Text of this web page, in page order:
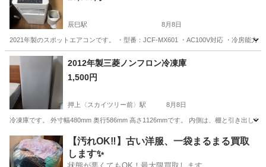
辰巳駅 8月8日
2021年製のスポットエアコンです。 ・型番：JCF-MX601 ・AC100V対応 ・冷房能力
東京 江東区 辰巳駅 季節、空調家電
2012年製三菱ノンフロン冷凍庫
1,500円
押上〈スカイツリー前〉駅 8月8日
冷凍庫です。 外寸幅480mm 奥行586mm 高さ1126mmです。 内側は、棚と引き出し4
東京 千代田区 押上〈スカイツリー前〉駅 キッチン家電
【汚れOK‼️】古い洋服、一袋まるまる買取
します✨